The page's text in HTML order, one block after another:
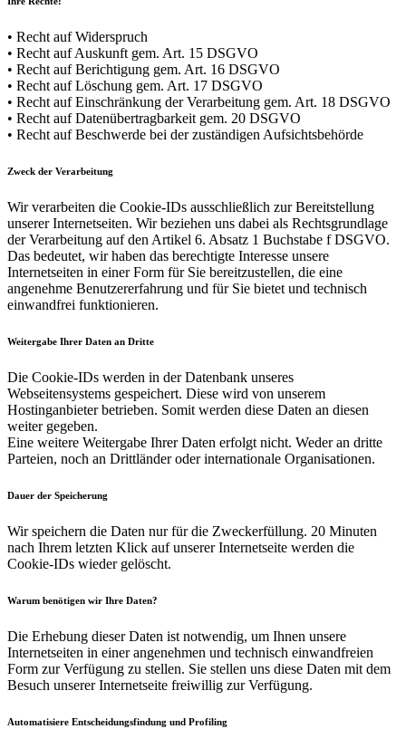
• Recht auf Widerspruch
• Recht auf Auskunft gem. Art. 15 DSGVO
• Recht auf Berichtigung gem. Art. 16 DSGVO
• Recht auf Löschung gem. Art. 17 DSGVO
• Recht auf Einschränkung der Verarbeitung gem. Art. 18 DSGVO
• Recht auf Datenübertragbarkeit gem. 20 DSGVO
• Recht auf Beschwerde bei der zuständigen Aufsichtsbehörde
Zweck der Verarbeitung
Wir verarbeiten die Cookie-IDs ausschließlich zur Bereitstellung
unserer Internetseiten. Wir beziehen uns dabei als Rechtsgrundlage
der Verarbeitung auf den Artikel 6. Absatz 1 Buchstabe f DSGVO.
Das bedeutet, wir haben das berechtigte Interesse unsere
Internetseiten in einer Form für Sie bereitzustellen, die eine
angenehme Benutzererfahrung und für Sie bietet und technisch
einwandfrei funktionieren.
Weitergabe Ihrer Daten an Dritte
Die Cookie-IDs werden in der Datenbank unseres
Webseitensystems gespeichert. Diese wird von unserem
Hostinganbieter betrieben. Somit werden diese Daten an diesen
weiter gegeben.
Eine weitere Weitergabe Ihrer Daten erfolgt nicht. Weder an dritte
Parteien, noch an Drittländer oder internationale Organisationen.
Dauer der Speicherung
Wir speichern die Daten nur für die Zweckerfüllung. 20 Minuten
nach Ihrem letzten Klick auf unserer Internetseite werden die
Cookie-IDs wieder gelöscht.
Warum benötigen wir Ihre Daten?
Die Erhebung dieser Daten ist notwendig, um Ihnen unsere
Internetseiten in einer angenehmen und technisch einwandfreien
Form zur Verfügung zu stellen. Sie stellen uns diese Daten mit dem
Besuch unserer Internetseite freiwillig zur Verfügung.
Automatisiere Entscheidungsfindung und Profiling